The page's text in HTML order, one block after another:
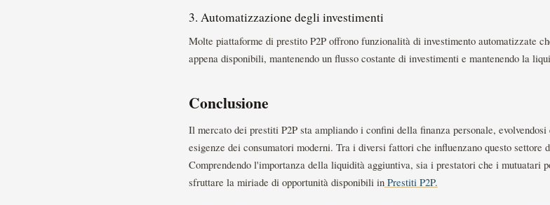
3. Automatizzazione degli investimenti
Molte piattaforme di prestito P2P offrono funzionalità di investimento automatizzate
appena disponibili, mantenendo un flusso costante di investimenti e mantenendo la
Conclusione
Il mercato dei prestiti P2P sta ampliando i confini della finanza personale,
esigenze dei consumatori moderni. Tra i diversi fattori che influenzano questo
Comprendendo l'importanza della liquidità aggiuntiva, sia i prestatori che i mutuatari
sfruttare la miriade di opportunità disponibili inPrestiti P2P.